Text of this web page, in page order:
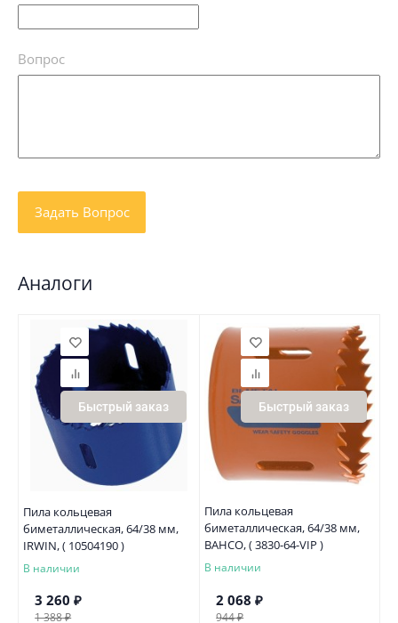
Вопрос
Аналоги
Быстрый заказ
Пила кольцевая
биметаллическая, 64/38 мм,
IRWIN, ( 10504190 )
В наличии
3 260 ₽
1 388₽
Быстрый заказ
Пила кольцевая
биметаллическая, 64/38 мм,
BAHCO, ( 3830-64-VIP )
В наличии
2 068 ₽
944₽